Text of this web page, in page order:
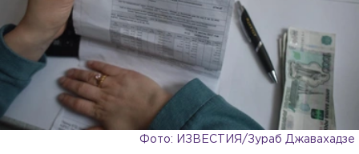
Фото: ИЗВЕСТИЯ/Зураб Джавахадзе